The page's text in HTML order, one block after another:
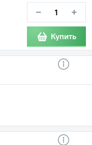
− +
Купить